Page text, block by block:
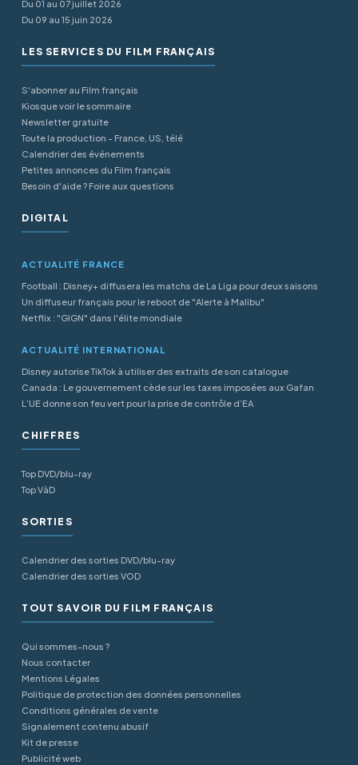
Du 01 au 07 juillet 2026
Du 09 au 15 juin 2026
LES SERVICES DU FILM FRANÇAIS
S'abonner au Film français
Kiosque voir le sommaire
Newsletter gratuite
Toute la production - France, US, télé
Calendrier des événements
Petites annonces du Film français
Besoin d'aide ? Foire aux questions
DIGITAL
ACTUALITÉ FRANCE
Football : Disney+ diffusera les matchs de La Liga pour deux saisons
Un diffuseur français pour le reboot de "Alerte à Malibu"
Netflix : "GIGN" dans l'élite mondiale
ACTUALITÉ INTERNATIONAL
Disney autorise TikTok à utiliser des extraits de son catalogue
Canada : Le gouvernement cède sur les taxes imposées aux Gafan
L’UE donne son feu vert pour la prise de contrôle d’EA
CHIFFRES
Top DVD/blu-ray
Top VàD
SORTIES
Calendrier des sorties DVD/blu-ray
Calendrier des sorties VOD
TOUT SAVOIR DU FILM FRANÇAIS
Qui sommes-nous ?
Nous contacter
Mentions Légales
Politique de protection des données personnelles
Conditions générales de vente
Signalement contenu abusif
Kit de presse
Publicité web